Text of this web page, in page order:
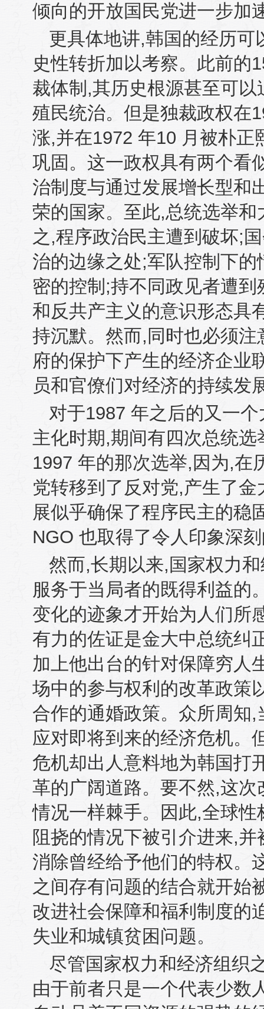
倾向的开放国民党进一步加
更具体地讲,韩国的经历可
史性转折加以考察。此前的
裁体制 ,其历史根源甚至可以
殖民统治。但是独裁政权在
涨,并在1972 年10 月被朴正
巩固。这一政权具有两个看
治制度与通过发展增长型和
荣的国家。至此,总统选举和
之,程序政治民主遭到破坏;
治的边缘之处;军队控制下的
密的控制 ;持不同政见者遭
和反共产主义的意识形态具
持沉默。然而, 同时也必须注
府的保护下产生的经济企业
员和官僚们对经济的持续发
对于1987 年之后的又一个
主化时期,期间有四次总统
1997 年的那次选举, 因为,在
党转移到了反对党,产生了金
展似乎确保了程序民主的稳
NGO 也取得了令人印象深
然而,长期以来, 国家权力
服务于当局者的既得利益的
变化的迹象才开始为人们所
有力的佐证是金大中总统纠
加上他出台的针对保障穷人
场中的参与权利的改革政策
合作的通婚政策。众所周知,
应对即将到来的经济危机。
危机却出人意料地为韩国打
革的广阔道路。要不然,这次
情况一样棘手。因此,全球性
阻挠的情况下被引介进来,并
消除曾经给予他们的特权。
之间存有问题的结合就开始
改进社会保障和福利制度的
失业和城镇贫困问题。
尽管国家权力和经济组织
由于前者只是一个代表少数